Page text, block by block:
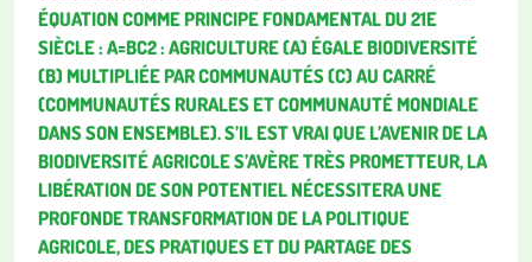
ÉQUATION COMME PRINCIPE FONDAMENTAL DU 21E
SIÈCLE : A=BC2 : AGRICULTURE (A) ÉGALE BIODIVERSITÉ
(B) MULTIPLIÉE PAR COMMUNAUTÉS (C) AU CARRÉ
(COMMUNAUTÉS RURALES ET COMMUNAUTÉ MONDIALE
DANS SON ENSEMBLE). S’IL EST VRAI QUE L’AVENIR DE LA
BIODIVERSITÉ AGRICOLE S’AVÈRE TRÈS PROMETTEUR, LA
LIBÉRATION DE SON POTENTIEL NÉCESSITERA UNE
PROFONDE TRANSFORMATION DE LA POLITIQUE
AGRICOLE, DES PRATIQUES ET DU PARTAGE DES